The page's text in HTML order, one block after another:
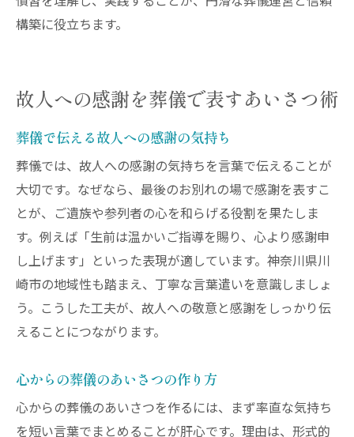
構築に役立ちます。
故人への感謝を葬儀で表すあいさつ術
葬儀で伝える故人への感謝の気持ち
葬儀では、故人への感謝の気持ちを言葉で伝えることが
大切です。なぜなら、最後のお別れの場で感謝を表すこ
とが、ご遺族や参列者の心を和らげる役割を果たしま
す。例えば「生前は温かいご指導を賜り、心より感謝申
し上げます」といった表現が適しています。神奈川県川
崎市の地域性も踏まえ、丁寧な言葉遣いを意識しましょ
う。こうした工夫が、故人への敬意と感謝をしっかり伝
えることにつながります。
心からの葬儀のあいさつの作り方
心からの葬儀のあいさつを作るには、まず率直な気持ち
を短い言葉でまとめることが肝心です。理由は、形式的